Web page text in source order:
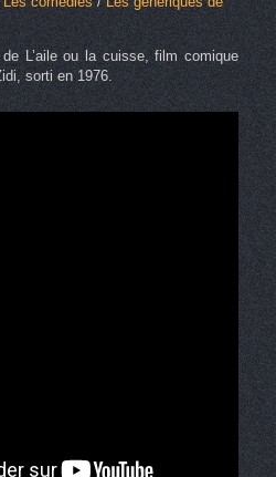
L’aile ou la cuisse, film comique
sorti en 1976.